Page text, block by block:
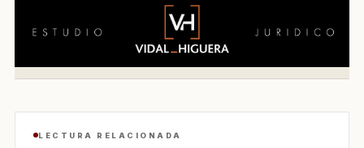
LECTURA RELACIONADA